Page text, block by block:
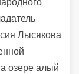
Лысякова
озере алый